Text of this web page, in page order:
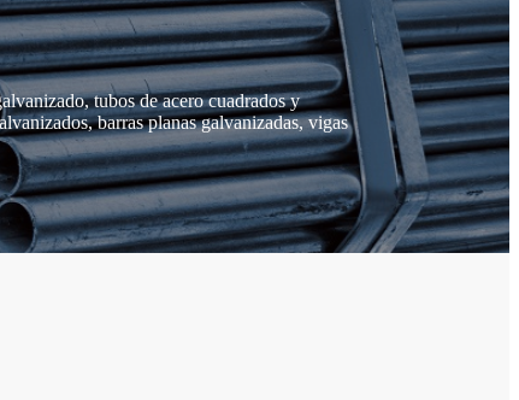
tubos de acero cuadrados y
barras planas galvanizadas, vigas